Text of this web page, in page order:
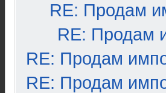
RE: Продам
RE: Продам
RE: Продам
RE: Продам